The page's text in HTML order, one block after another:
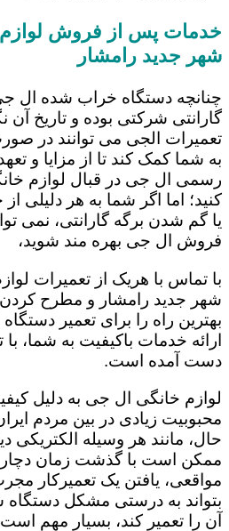
خدمات پس از فروش
شهر جدید رامشار
چنانچه دستگاه خراب شده ال
گارانتی شرکتی بوده و تاریخ
تعمیرات الجی می توانند در
به شما کمک کند تا از مزایا و
رسمی ال جی در قبال لوازم
کنید؛ اما اگر شما به هر دلیلی از
یا گم شدن برگه گارانتی، نمی
فروش ال جی بهره مند شوید،
با تماس با هریک از تعمیرات
شهر جدید رامشار و مطرح
بهترین راه را برای تعمیر
ارائه خدمات باکیفیت به شما،
دست آمده است.
لوازم خانگی ال جی به دلیل
محبوبیت زیادی در بین مردم
حال، مانند هر وسیله الکتریکی
ممکن است با گذشت زمان
مواقعی، یافتن یک تعمیرکار
بتواند به درستی مشکل
آن را تعمیر کند، بسیار مهم